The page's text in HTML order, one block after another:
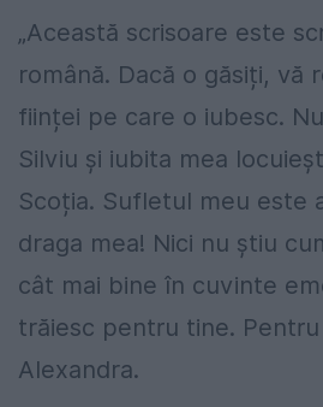
„Această scrisoare este
română. Dacă o găsiți, vă
ființei pe care o iubesc.
Silviu și iubita mea
Scoția. Sufletul meu este
draga mea! Nici nu știu
cât mai bine în cuvinte
trăiesc pentru tine.
Alexandra.